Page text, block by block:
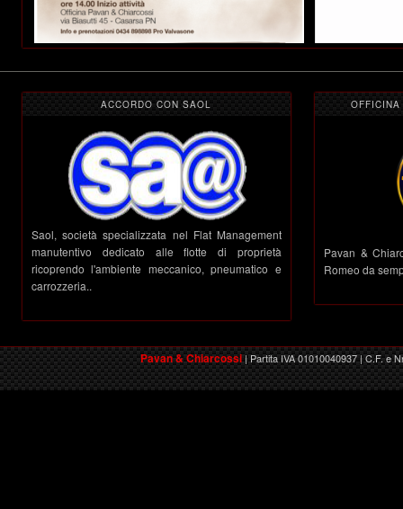
OFFICINA
Pavan &
Romeo da
ACCORDO CON SAOL
Saol, società specializzata nel Flat Management
manutentivo dedicato alle flotte di proprietà
ricoprendo l'ambiente meccanico, pneumatico e
carrozzeria..
Pavan & Chiarcossi|Partita IVA 01010040937 | C.F. e